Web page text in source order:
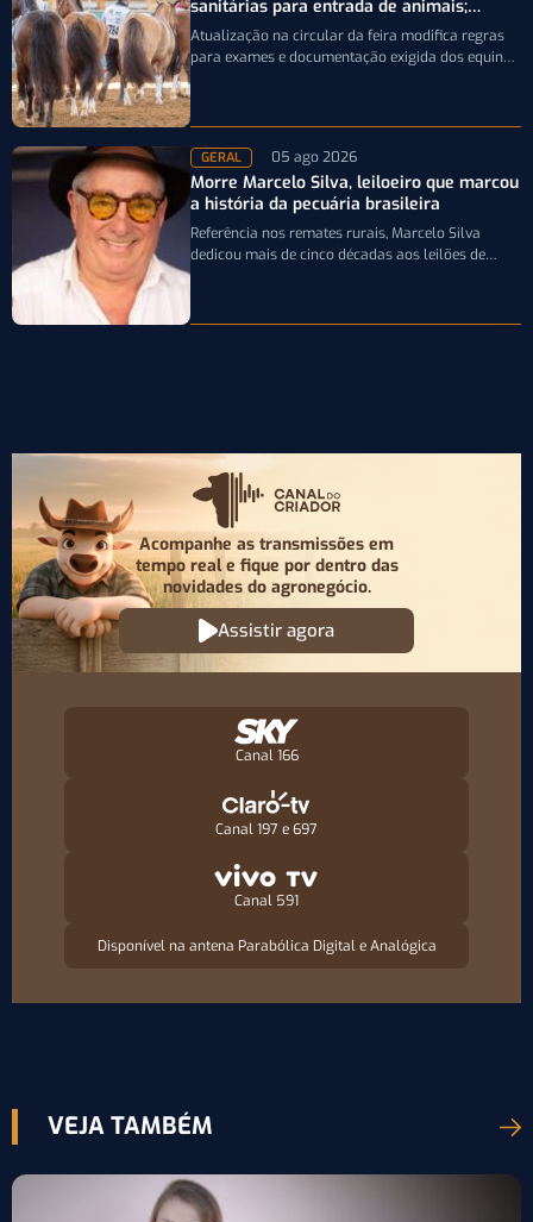
sanitárias para entrada de animais;
entenda
Atualização na circular da feira modifica regras
para exames e documentação exigida dos equinos
GERAL 05 ago 2026
Morre Marcelo Silva, leiloeiro que marcou
a história da pecuária brasileira
Referência nos remates rurais, Marcelo Silva
dedicou mais de cinco décadas aos leilões de
Acompanhe as transmissões em
tempo real e fique por dentro das
novidades do agronegócio.
Assistir agora
Canal 166
Canal 197 e 697
Canal 591
Disponível na antena Parabólica Digital e Analógica
VEJA TAMBÉM